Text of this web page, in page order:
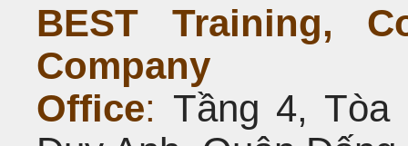
BEST Training,
Company
Office: Tầng 4,